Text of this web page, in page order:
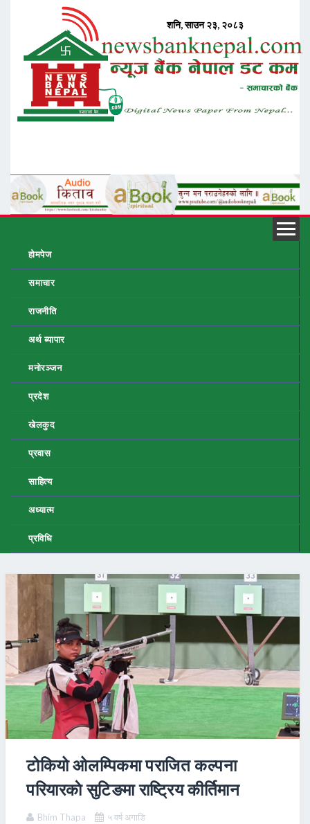
होमपेज
समाचार
राजनीति
अर्थ ब्यापार
मनोरञ्जन
प्रदेश
खेलकुद
प्रवास
साहित्य
अध्यात्म
प्रविधि
टोकियो ओलम्पिकमा पराजित कल्पना
परियारकाे सुटिङमा राष्ट्रिय कीर्तिमान
Bhim Thapa ५ वर्ष अगाडि